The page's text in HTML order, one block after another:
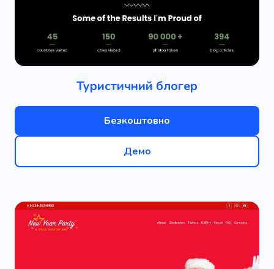
Туристичний блогер
Безкоштовно
Демо